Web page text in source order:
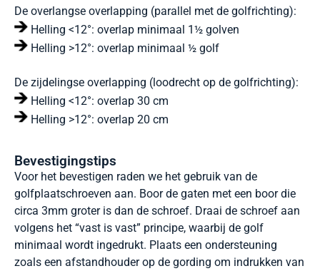
De overlangse overlapping (parallel met de golfrichting):
Helling <12°: overlap minimaal 1½ golven
Helling >12°: overlap minimaal ½ golf
De zijdelingse overlapping (loodrecht op de golfrichting):
Helling <12°: overlap 30 cm
Helling >12°: overlap 20 cm
Bevestigingstips
Voor het bevestigen raden we het gebruik van de
golfplaatschroeven aan. Boor de gaten met een boor die
circa 3mm groter is dan de schroef. Draai de schroef aan
volgens het “vast is vast” principe, waarbij de golf
minimaal wordt ingedrukt. Plaats een ondersteuning
zoals een afstandhouder op de gording om indrukken van